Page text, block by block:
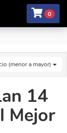
0
(menor a mayor)
14
Mejor